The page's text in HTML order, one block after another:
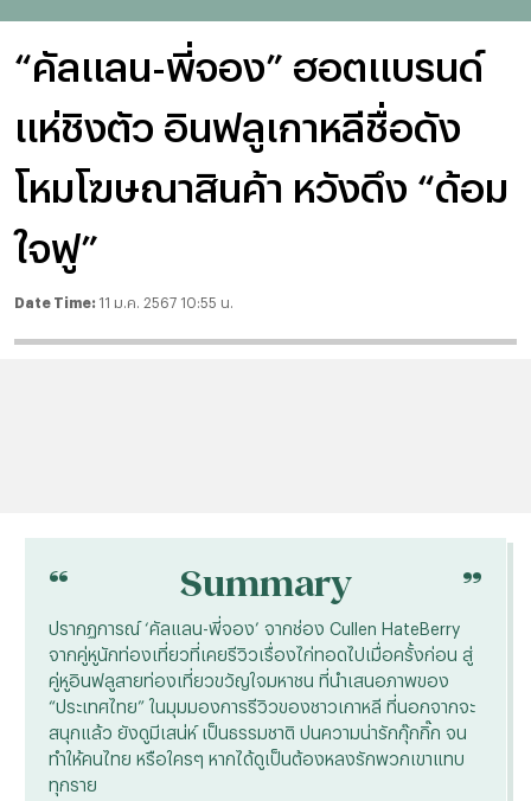
“คัลแลน-พี่จอง” ฮอตแบรนด์
แห่ชิงตัว อินฟลูเกาหลีชื่อดัง
โหมโฆษณาสินค้า หวังดึง “ด้อม
ใจฟู”
Date Time: 11 ม.ค. 2567 10:55 น.
“ Summary “
ปรากฏการณ์ ‘คัลแลน-พี่จอง’ จากช่อง Cullen HateBerry
จากคู่หูนักท่องเที่ยวที่เคยรีวิวเรื่องไก่ทอดไปเมื่อครั้งก่อน สู่
คู่หูอินฟลูสายท่องเที่ยวขวัญใจมหาชน ที่นำเสนอภาพของ
“ประเทศไทย” ในมุมมองการรีวิวของชาวเกาหลี ที่นอกจากจะ
สนุกแล้ว ยังดูมีเสน่ห์ เป็นธรรมชาติ ปนความน่ารักกุ๊กกิ๊ก จน
ทำให้คนไทย หรือใครๆ หากได้ดูเป็นต้องหลงรักพวกเขาแทบ
ทุกราย